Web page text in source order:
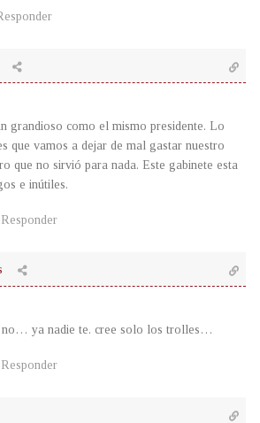
grandioso como el mismo presidente. Lo
que vamos a dejar de mal gastar nuestro
que no sirvió para nada. Este gabinete esta
e inútiles.
Responder
no… ya nadie te. cree solo los trolles…
Responder